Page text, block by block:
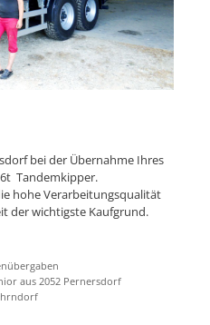
bei der Übernahme Ihres
Tandemkipper.
hohe Verarbeitungsqualität
der wichtigste Kaufgrund.
aus 2052 Pernersdorf